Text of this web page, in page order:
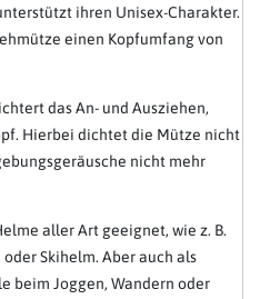
ihren Unisex-Charakter.
einen Kopfumfang von
das An- und Ausziehen,
Hierbei dichtet die Mütze nicht
nicht mehr
aller Art geeignet, wie z. B.
Skihelm. Aber auch als
beim Joggen, Wandern oder